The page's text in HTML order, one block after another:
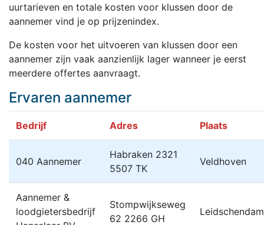
uurtarieven en totale kosten voor klussen door de
aannemer vind je op prijzenindex.
De kosten voor het uitvoeren van klussen door een
aannemer zijn vaak aanzienlijk lager wanneer je eerst
meerdere offertes aanvraagt.
Ervaren aannemer
Bedrijf Adres Plaats
040 Aannemer
Habraken 2321
5507 TK
Veldhoven
Aannemer &
loodgietersbedrijf
Stompwijkseweg
62 2266 GH
Leidschendam